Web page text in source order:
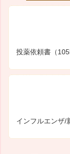
投薬依頼書（
インフルエンザ